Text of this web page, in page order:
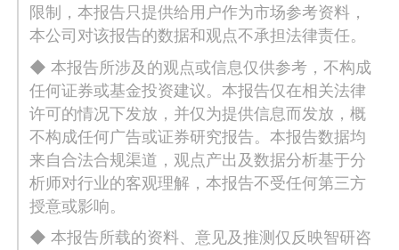
限制，本报告只提供给用户作为市场参考资料，
本公司对该报告的数据和观点不承担法律责任。
◆ 本报告所涉及的观点或信息仅供参考，不构成
任何证券或基金投资建议。本报告仅在相关法律
许可的情况下发放，并仅为提供信息而发放，概
不构成任何广告或证券研究报告。本报告数据均
来自合法合规渠道，观点产出及数据分析基于分
析师对行业的客观理解，本报告不受任何第三方
授意或影响。
◆ 本报告所载的资料、意见及推测仅反映智研咨